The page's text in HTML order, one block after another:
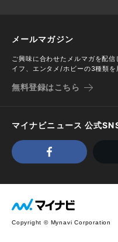
メールマガジン
ご興味に合わせたメルマガを配
イフ、エンタメ/ホビーの3種類を
無料登録はこちら
マイナビニュース 公式
Copyright © Mynavi Corporation